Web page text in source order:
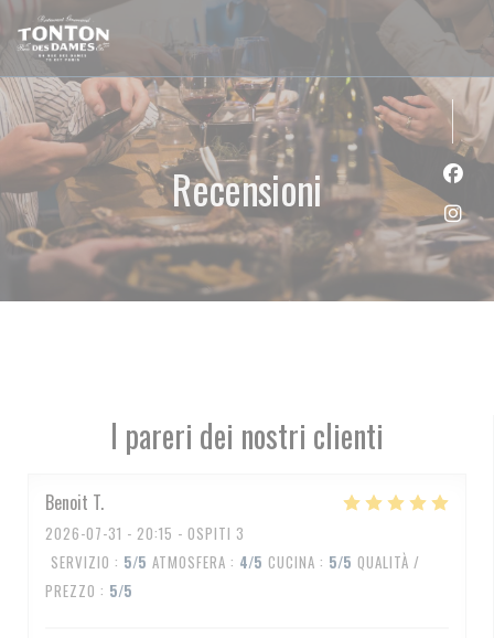
Personalizzazione delle tue scelte sui cookie
Recensioni
I pareri dei nostri clienti
Benoit T
2026-07-31 - 20:15 - OSPITI 3
SERVIZIO : 5/5 ATMOSFERA : 4/5 CUCINA : 5/5 QUALITÀ /
PREZZO : 5/5